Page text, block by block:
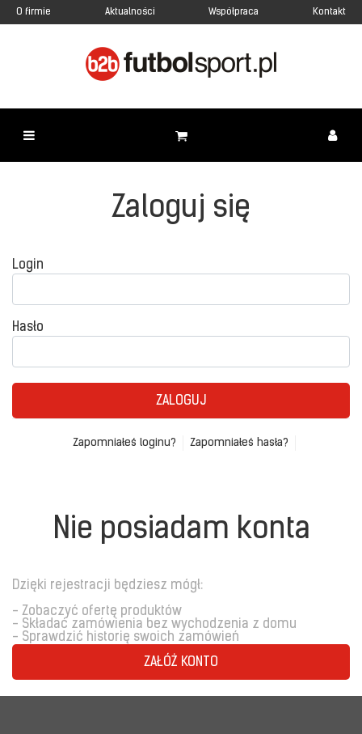
O firmie Aktualności Współpraca Kontakt
Zaloguj się
Login
Hasło
ZALOGUJ
Zapomniałeś loginu? Zapomniałeś hasła?
Nie posiadam konta
Dzięki rejestracji będziesz mógł:
- Zobaczyć ofertę produktów
- Składać zamówienia bez wychodzenia z domu
- Sprawdzić historię swoich zamówień
ZAŁÓŻ KONTO